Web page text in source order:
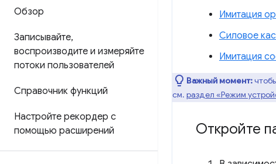
Обзор
Записывайте,
воспроизводите и измеряйте
потоки пользователей
Справочник функций
Настройте рекордер с
помощью расширений
Имитация
Силовое
Имитация
Важный момент:
см. раздел «Режим
Откройте